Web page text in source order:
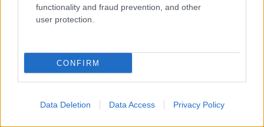
functionality and fraud prevention, and other
user protection.
CONFIRM
Data Deletion Data Access Privacy Policy
Tsunoda pedig távol autózott a pontszerző